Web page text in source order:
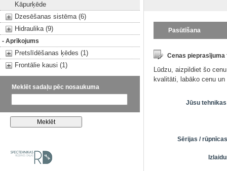
Kāpurķēde
Dzesēšanas sistēma (6)
Hidraulika (9)
- Aprīkojums
Pretslīdēšanas ķēdes (1)
Frontālie kausi (1)
Meklēt sadaļu pēc nosaukuma
Pasūtīšana
Cenas pieprasījuma
Lūdzu, aizpildiet šo
kvalitāti, labāko cenu
Jūsu
Sērijas /